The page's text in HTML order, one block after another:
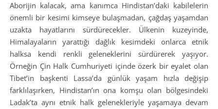
Aborijin kalacak, ama kanımca Hindistan’daki kabilelerin
önemli bir kesimi kimseye bulaşmadan, çağdaş yaşamdan
uzakta hayatlarını sürdürecekler. Ülkenin kuzeyinde,
Himalayaların yarattığı dağlık kesimdeki onlarca etnik
halksa kendi renkli geleneklerini sürdürerek yaşıyor.
Örneğin Çin Halk Cumhuriyeti içinde özerk bir eyalet olan
Tibet’in başkenti Lassa’da günlük yaşam hızla değişip
farklılaşırken, Hindistan’ın ona komşu olan bölgesindeki
Ladak’ta aynı etnik halk gelenekleriyle yaşamaya devam